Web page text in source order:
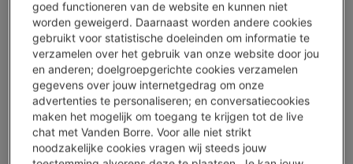
Koop nu
Vergelijken
Troeven
goed functioneren van de website en kunnen niet
worden geweigerd. Daarnaast worden andere cookies
gebruikt voor statistische doeleinden om informatie te
verzamelen over het gebruik van onze website door jou
en anderen; doelgroepgerichte cookies verzamelen
gegevens over jouw internetgedrag om onze
advertenties te personaliseren; en conversatiecookies
maken het mogelijk om toegang te krijgen tot de live
chat met Vanden Borre. Voor alle niet strikt
noodzakelijke cookies vragen wij steeds jouw